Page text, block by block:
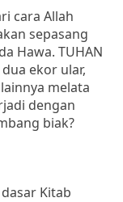
cara Allah
sepasang
Hawa. TUHAN
ekor ular,
melata
dengan
biak?
Kitab